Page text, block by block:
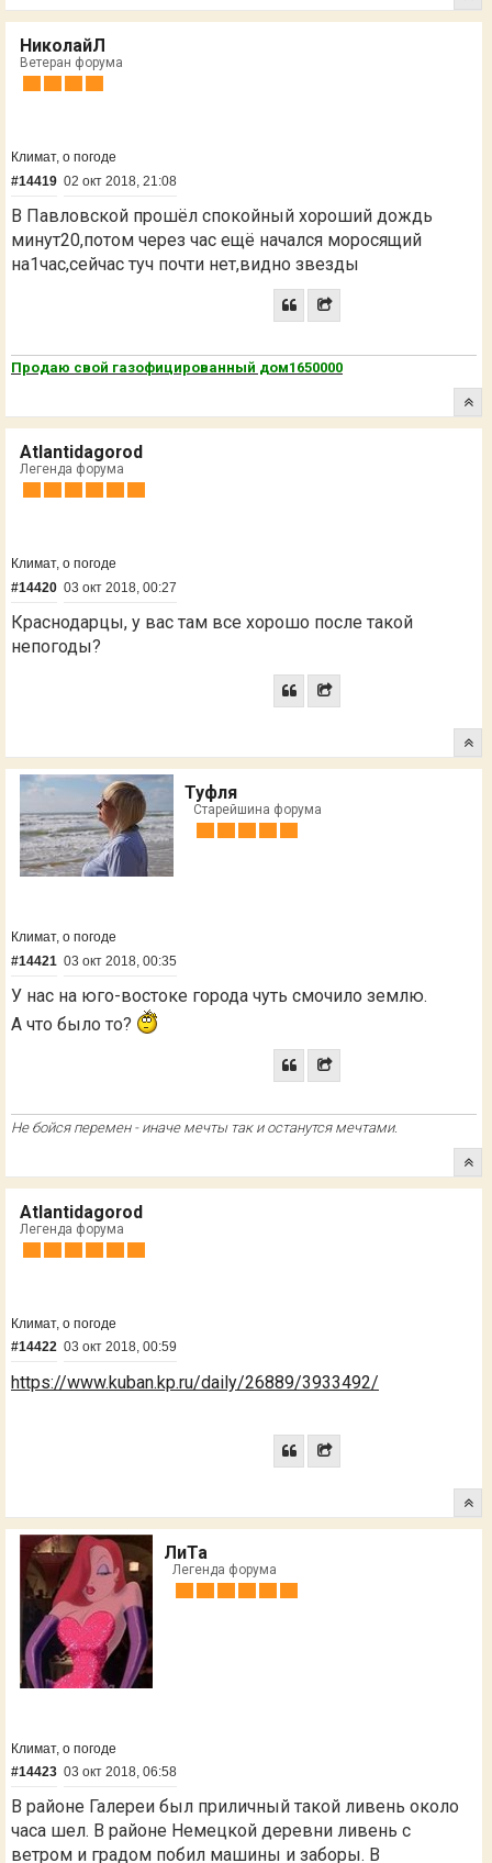
НиколайЛ
Ветеран форума
Климат, о погоде
#14419 02 окт 2018, 21:08
В Павловской прошёл спокойный хороший дождь
минут20,потом через час ещё начался моросящий
на1час,сейчас туч почти нет,видно звезды
Продаю свой газофицированный дом1650000
Atlantidagorod
Легенда форума
Климат, о погоде
#14420 03 окт 2018, 00:27
Краснодарцы, у вас там все хорошо после такой
непогоды?
Туфля
Старейшина форума
Климат, о погоде
#14421 03 окт 2018, 00:35
У нас на юго-востоке города чуть смочило землю.
А что было то?
Не бойся перемен - иначе мечты так и останутся мечтами.
Atlantidagorod
Легенда форума
Климат, о погоде
#14422 03 окт 2018, 00:59
https://www.kuban.kp.ru/daily/26889/3933492/
ЛиТа
Легенда форума
Климат, о погоде
#14423 03 окт 2018, 06:58
В районе Галереи был приличный такой ливень около
часа шел. В районе Немецкой деревни ливень с
ветром и градом побил машины и заборы. В